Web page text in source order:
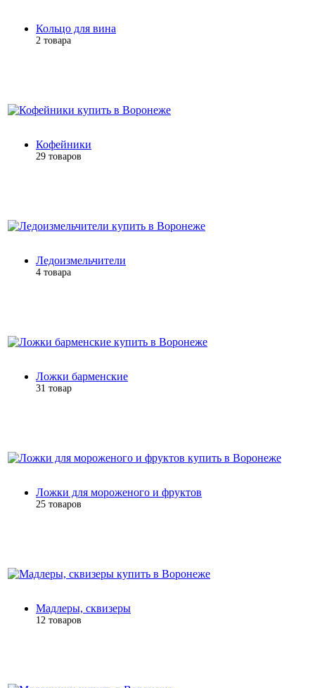
Кольцо для вина
2 товара
Кофейники
29 товаров
Ледоизмельчители
4 товара
Ложки барменские
31 товар
Ложки для мороженого и фруктов
25 товаров
Мадлеры, сквизеры
12 товаров